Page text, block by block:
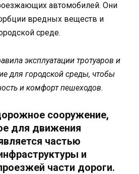
автомобилей. Они
вредных веществ и
среде.
эксплуатации тротуаров и
для городской среды, чтобы
и комфорт пешеходов.
сооружение,
для движения
частью
и
части дороги.